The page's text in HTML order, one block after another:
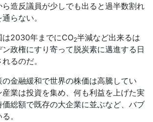
造反議員が少しでも出ると過半数割れ
通らない。
は2030年までにCO2半減など出来るは
政権にすり寄って脱炭素に邁進する日
るのだ。
金融緩和で世界の株価は高騰してい
業は投資を集め、何も利益を上げた実
総額で既存の大企業に並ぶなど、バブ
。